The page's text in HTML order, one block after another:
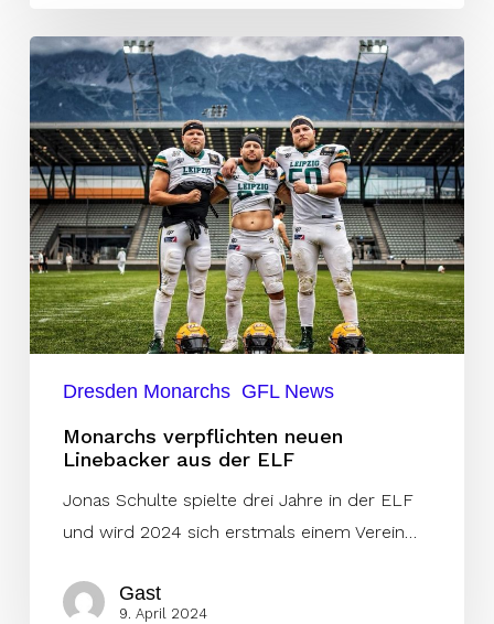
Monarchs
verpflichten
neuen
Linebacker
aus
der
ELF
Dresden Monarchs GFL News
Monarchs verpflichten neuen
Linebacker aus der ELF
Jonas Schulte spielte drei Jahre in der ELF
und wird 2024 sich erstmals einem Verein…
Gast
9. April 2024